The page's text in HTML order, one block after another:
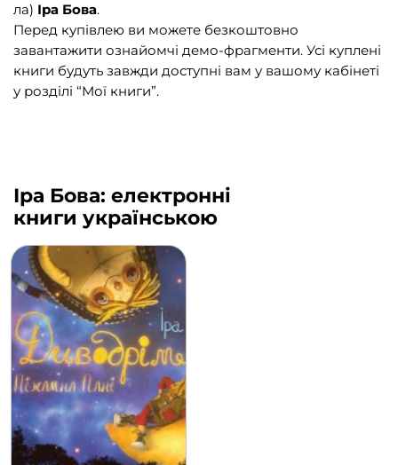
Енциклопедії, довідники, словники (55)
Подарункові сертифікати (1)
ла) Іра Бова.
Перед купівлею ви можете безкоштовно
завантажити ознайомчі демо-фрагменти. Усі куплені
книги будуть завжди доступні вам у вашому кабінеті
у розділі “Мої книги”.
Іра Бова: електронні
книги українською